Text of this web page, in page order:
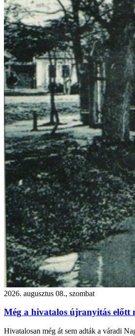
2026. augusztus 08., szombat
Még a hivatalos újranyitás
Hivatalosan még át sem adták a váradi